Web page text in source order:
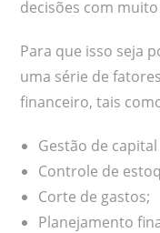
decisões com
Para que isso seja
uma série de
financeiro, tais
Gestão de
Controle de
Corte de gastos;
Planejamento